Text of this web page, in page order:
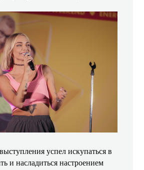
успел искупаться в
и насладиться настроением